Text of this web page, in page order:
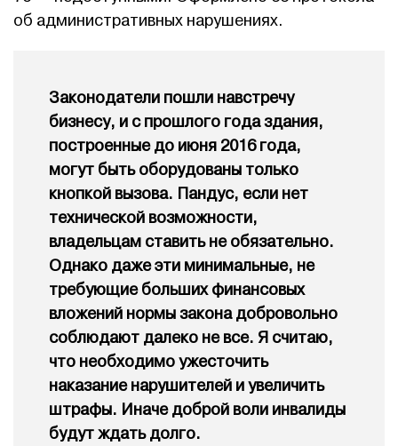
об административных нарушениях.
Законодатели пошли навстречу
бизнесу, и с прошлого года здания,
построенные до июня 2016 года,
могут быть оборудованы только
кнопкой вызова. Пандус, если нет
технической возможности,
владельцам ставить не обязательно.
Однако даже эти минимальные, не
требующие больших финансовых
вложений нормы закона добровольно
соблюдают далеко не все. Я считаю,
что необходимо ужесточить
наказание нарушителей и увеличить
штрафы. Иначе доброй воли инвалиды
будут ждать долго.